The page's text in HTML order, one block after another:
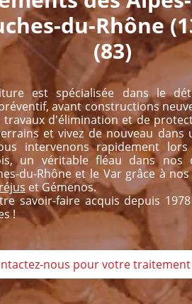
du-Rhône
(83)
est spécialisée dans le
avant constructions
travaux d'élimination et de
et vivez de nouveau dans
intervenons rapidement
un véritable fléau dans nos
du-Rhône et le Var grâce à
et Gémenos.
savoir-faire acquis depuis
!
nous pour votre